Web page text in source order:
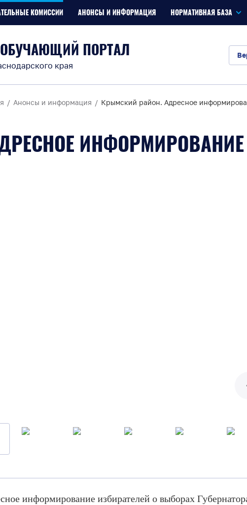
КОМИССИИ АНОНСЫ И ИНФОРМАЦИЯ НОРМАТИВНАЯ БАЗА
ПОРТАЛ
края
Анонсы и информация Крымский район. Адресное
информирование избирателей о выборах